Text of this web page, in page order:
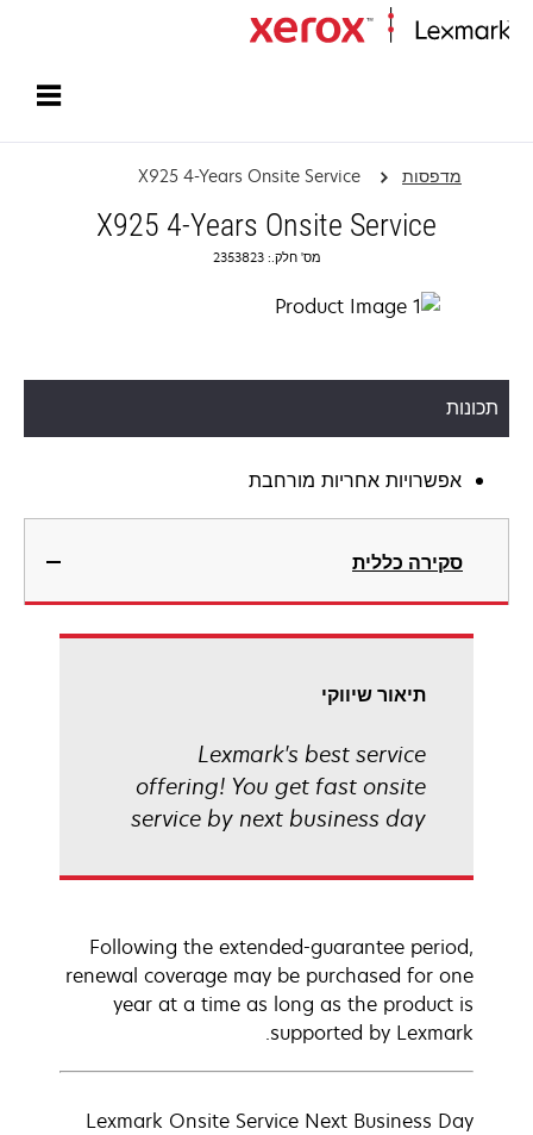
מדפסות X925 4-Years Onsite Service
X925 4-Years Onsite Service
מס' חלק.: 2353823
תכונות
אפשרויות אחריות מורחבת
סקירה כללית
תיאור שיווקי
Lexmark's best service
offering! You get fast onsite
service by next business day
Following the extended-guarantee period,
renewal coverage may be purchased for one
year at a time as long as the product is
supported by Lexmark.
Lexmark Onsite Service Next Business Day